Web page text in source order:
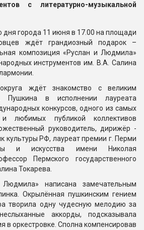
с литературно-музыкальной
дня города 11 июня в 17.00 на площади
ждёт грандиозный подарок –
композиция «Руслан и Людмила»
инструментов им. В.А. Салина
ждёт знакомство с великим
Пушкина в исполнении лауреата
конкурсов, одного из самых
любимых публикой коллективов
руководитель, дирижёр -
культуры РФ, лауреат премии г. Перми
и искусства имени Николая
Пермского государственного
Токарева.
написана замечательным
Окрылённая пушкинским гением
творила одну чудесную мелодию за
аккорды, подсказывала
в оркестровке. Сполна компенсировав